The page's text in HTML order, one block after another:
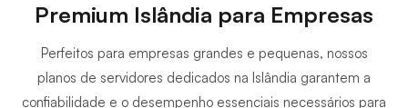
Premium Islândia para Empresas
Perfeitos para empresas grandes e pequenas, nossos
planos de servidores dedicados na Islândia garantem a
confiabilidade e o desempenho essenciais necessários para